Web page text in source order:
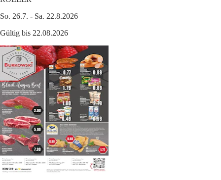
So. 26.7. - Sa. 22.8.2026
Gültig bis 22.08.2026